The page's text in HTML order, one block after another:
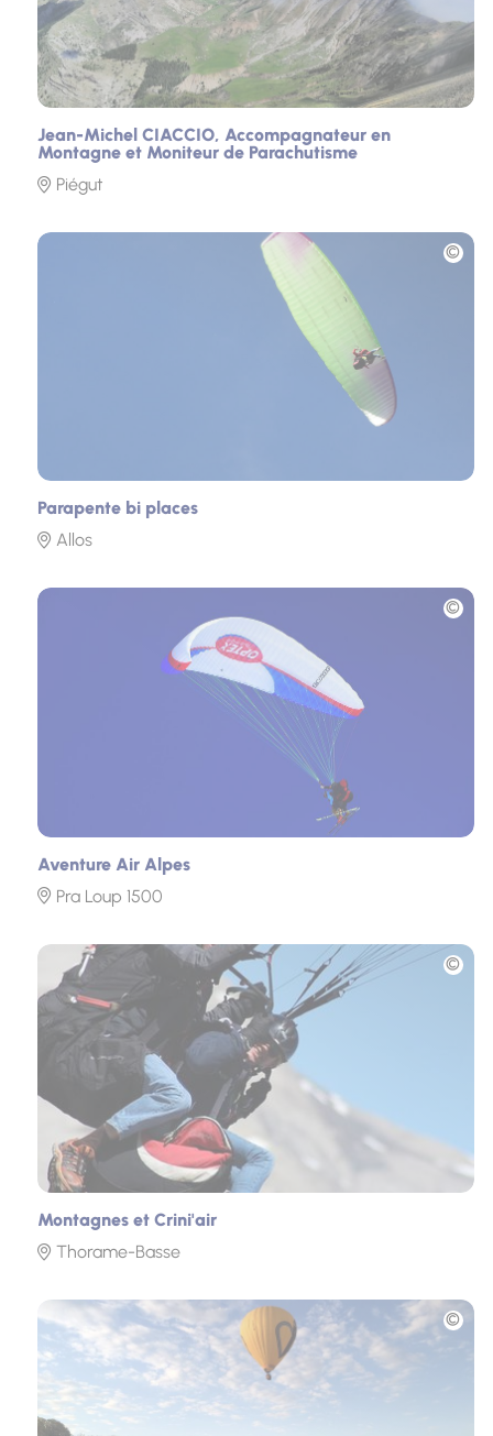
Jean-Michel CIACCIO, Accompagnateur en
Montagne et Moniteur de Parachutisme
Piégut
Parapente bi places
Allos
Photo
Aventure Air Alpes
Pra Loup 1500
Photo
Montagnes et Crini'air
Thorame-Basse
Photo
Photo